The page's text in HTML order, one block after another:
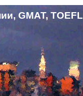
GMAT, TOEFL